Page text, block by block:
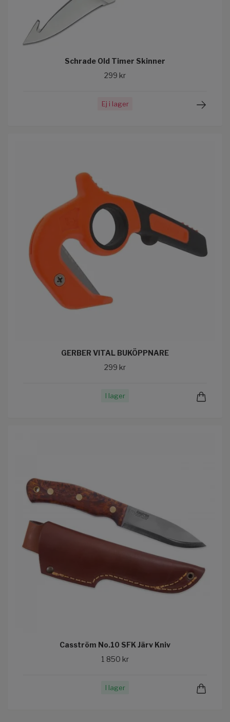
Schrade Old Timer Skinner
299 kr
Ej i lager
GERBER VITAL BUKÖPPNARE
299 kr
I lager
Casström No.10 SFK Järv Kniv
1 850 kr
I lager